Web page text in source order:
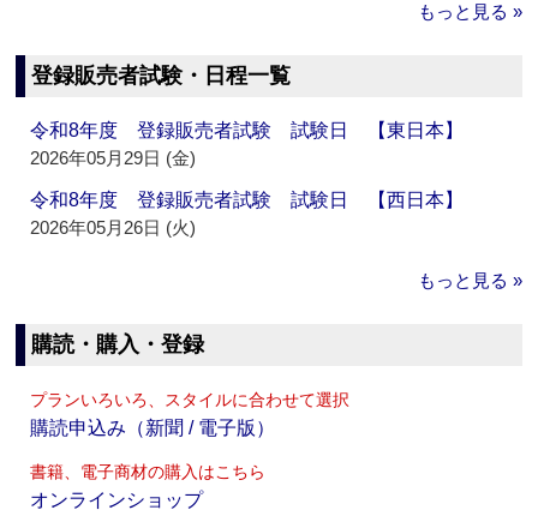
もっと見る »
登録販売者試験・日程一覧
令和8年度 登録販売者試験 試験日 【東日本】
2026年05月29日 (金)
令和8年度 登録販売者試験 試験日 【西日本】
2026年05月26日 (火)
もっと見る »
購読・購入・登録
プランいろいろ、スタイルに合わせて選択
購読申込み（新聞 / 電子版）
書籍、電子商材の購入はこちら
オンラインショップ